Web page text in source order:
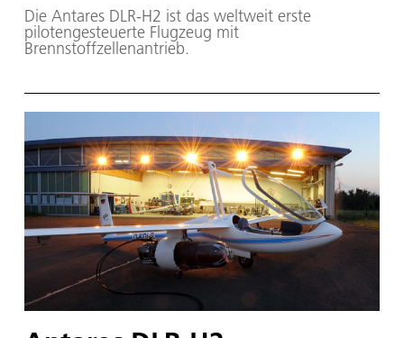
Die Antares DLR-H2 ist das weltweit erste
pilotengesteuerte Flugzeug mit
Brennstoffzellenantrieb.